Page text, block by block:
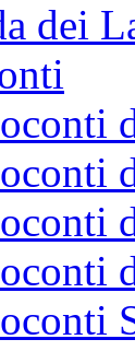
dei